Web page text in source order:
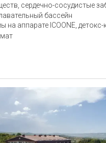
сердечно-сосудистые
бассейн
на аппарате ICOONE,